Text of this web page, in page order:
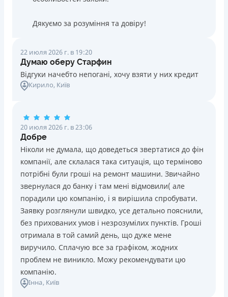
Дякуємо за розуміння та довіру!
22 июля 2026 г. в 19:20
Думаю оберу Старфин
Відгуки начебто непогані, хочу взяти у них кредит
Кирило, Київ
20 июля 2026 г. в 23:06
Добре
Ніколи не думала, що доведеться звертатися до фін
компанії, але склалася така ситуація, що терміново
потрібні були гроші на ремонт машини. Звичайно
звернулася до банку і там мені відмовили( але
порадили цю компанію, і я вирішила спробувати.
Заявку розглянули швидко, усе детально пояснили,
без прихованих умов і незрозумілих пунктів. Гроші
отримала в той самий день, що дуже мене
виручило. Сплачую все за графіком, жодних
проблем не виникло. Можу рекомендувати цю
компанію.
Інна, Київ